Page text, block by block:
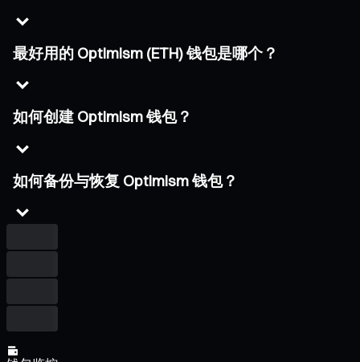
最好用的 Optimism (ETH) 钱包是哪个？
如何创建 Optimism 钱包？
如何备份与恢复 Optimism 钱包？